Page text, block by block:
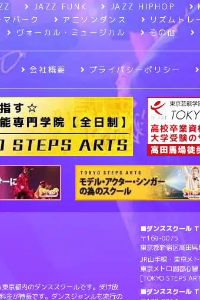
JAZZ FUNK JAZZ HIPHOP
マパーク アニソンダンス リズムトレ
ヴォーカル・ミュージカル
その他
会社概要 プライバシーポリシー
京都内のダンススクールです。受け放
金が特長です。ダンスジャンルも流行の
■ダンススクール
〒169-0075
東京都新宿区高田
JR山手線・東京メ
東京メトロ副都心
[TOKYO STEPS
■ダンススクール